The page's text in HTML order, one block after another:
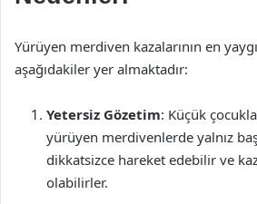
Yürüyen merdiven kazalarının en
aşağıdakiler yer almaktadır:
Yetersiz Gözetim: Küçük
yürüyen merdivenlerde yalnız
dikkatsizce hareket edebilir ve
olabilirler.